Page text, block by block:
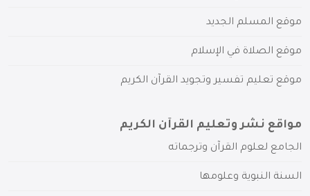
موقع المسلم الجديد
موقع الصلاة في الإسلام
موقع تعليم تفسير وتجويد القرآن الكريم
مواقع نشر وتعليم القرآن الكريم
الجامع لعلوم القرآن وترجماته
السنة النبوية وعلومها